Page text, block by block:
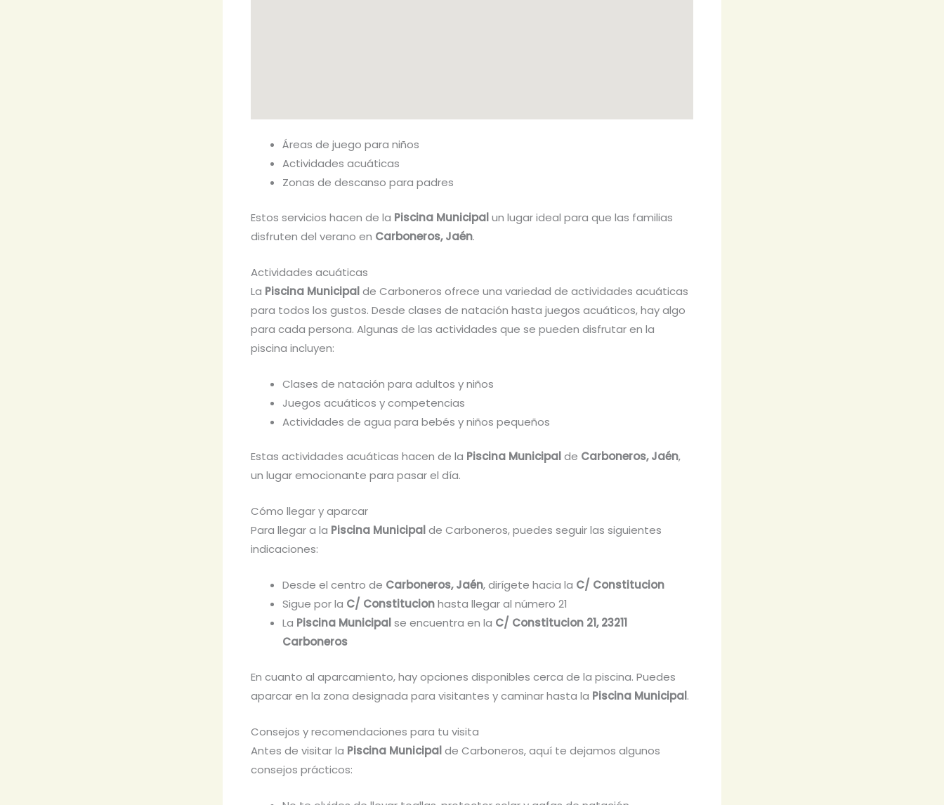
Áreas de juego para niños
Actividades acuáticas
Zonas de descanso para padres
Estos servicios hacen de la Piscina Municipal un lugar ideal para que las familias
disfruten del verano en Carboneros, Jaén.
Actividades acuáticas
La Piscina Municipal de Carboneros ofrece una variedad de actividades acuáticas
para todos los gustos. Desde clases de natación hasta juegos acuáticos, hay algo
para cada persona. Algunas de las actividades que se pueden disfrutar en la
piscina incluyen:
Clases de natación para adultos y niños
Juegos acuáticos y competencias
Actividades de agua para bebés y niños pequeños
Estas actividades acuáticas hacen de la Piscina Municipalde Carboneros, Jaén,
un lugar emocionante para pasar el día.
Cómo llegar y aparcar
Para llegar a la Piscina Municipalde Carboneros, puedes seguir las siguientes
indicaciones:
Desde el centro de Carboneros, Jaén, dirígete hacia la C/ Constitucion
Sigue por la C/ Constitucionhasta llegar al número 21
La Piscina Municipalse encuentra en la C/ Constitucion 21, 23211
Carboneros
En cuanto al aparcamiento, hay opciones disponibles cerca de la piscina. Puedes
aparcar en la zona designada para visitantes y caminar hasta la Piscina Municipal.
Consejos y recomendaciones para tu visita
Antes de visitar la Piscina Municipal de Carboneros, aquí te dejamos algunos
consejos prácticos: